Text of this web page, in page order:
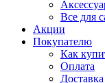
Все для
Акции
Покупателю
Как
Оплата